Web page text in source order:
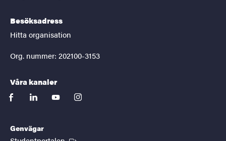
Besöksadress
Hitta organisation
Org. nummer: 202100-3153
Våra kanaler
facebooklinkedinyoutubeinstagram
Genvägar